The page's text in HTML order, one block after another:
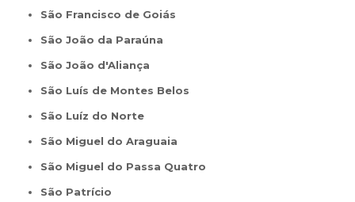
São Francisco de Goiás
São João da Paraúna
São João d'Aliança
São Luís de Montes Belos
São Luíz do Norte
São Miguel do Araguaia
São Miguel do Passa Quatro
São Patrício